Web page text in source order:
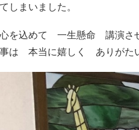
しまいました。
を込めて 一生懸命 講演さ
事は 本当に嬉しく ありがた